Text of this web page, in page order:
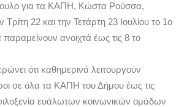
για τα ΚΑΠΗ, Κώστα Ρούσσα,
Τρίτη 22 και την Τετάρτη 23 Ιουλίου το 1ο
ανοιχτά έως τις 8 το
ότι καθημερινά λειτουργούν
σε όλα τα ΚΑΠΗ του Δήμου έως τις
ευάλωτων κοινωνικών ομάδων